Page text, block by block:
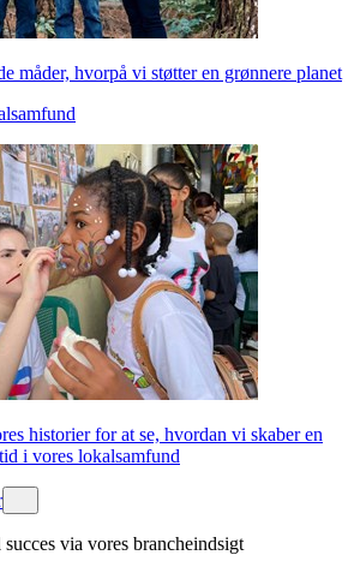
måder, hvorpå vi støtter en grønnere planet
historier for at se, hvordan vi skaber en
i vores lokalsamfund
via vores brancheindsigt